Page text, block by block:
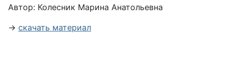
Автор: Колесник Марина Анатольевна
→ скачать материал